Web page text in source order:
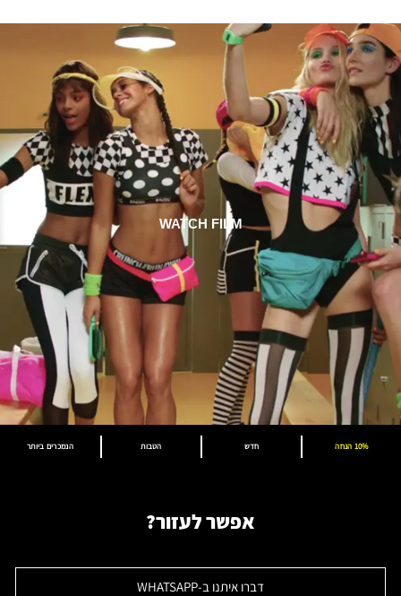
WATCH FILM
הנמכרים ביותר הטבות חדש 10% הנחה
אפשר לעזור?
דברו איתנו ב-WHATSAPP